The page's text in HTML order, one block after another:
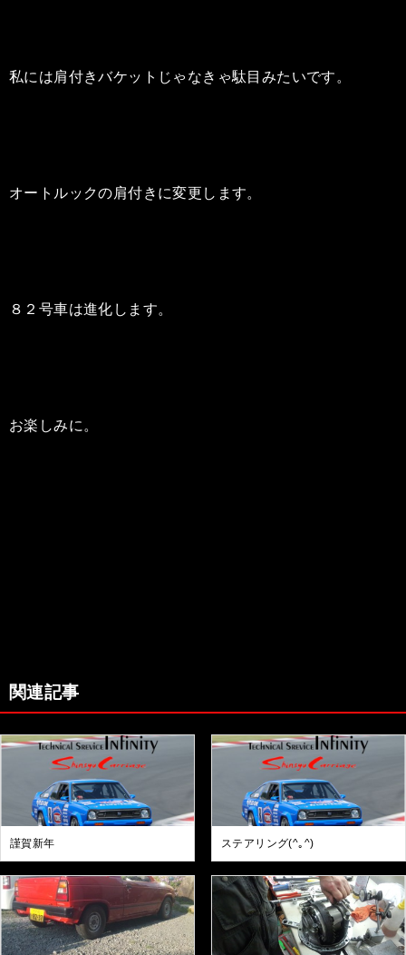
私には肩付きバケットじゃなきゃ駄目みたいです。
オートルックの肩付きに変更します。
８２号車は進化します。
お楽しみに。
関連記事
謹賀新年 ステアリング(^｡^)